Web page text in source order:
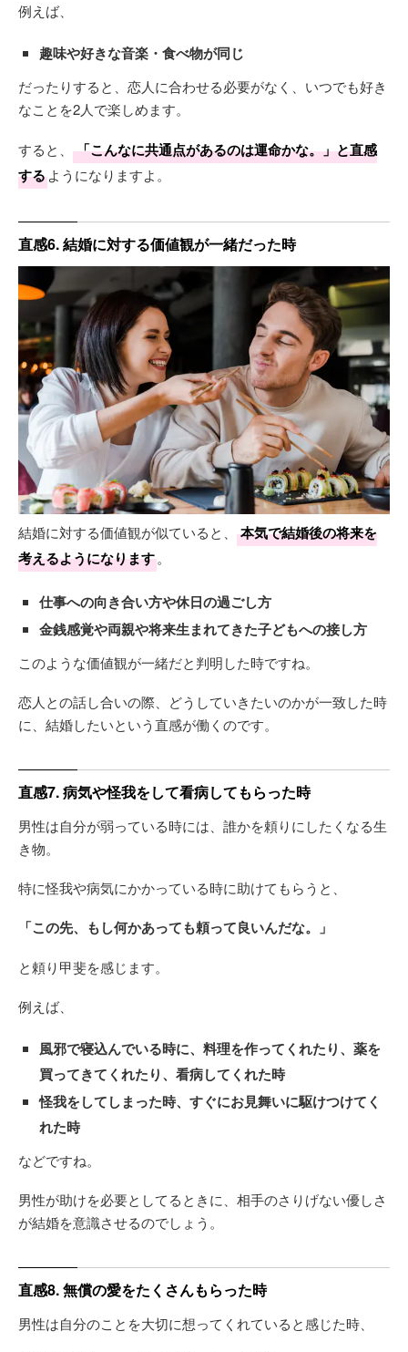
例えば、
趣味や好きな音楽・食べ物が同じ
だったりすると、恋人に合わせる必要がなく、いつでも好き
なことを2人で楽しめます。
すると、
「こんなに共通点があるのは運命かな。」と直感
するようになりますよ。
直感6. 結婚に対する価値観が一緒だった時
結婚に対する価値観が似ていると、
本気で結婚後の将来を
考えるようになります。
仕事への向き合い方や休日の過ごし方
金銭感覚や両親や将来生まれてきた子どもへの接し方
このような価値観が一緒だと判明した時ですね。
恋人との話し合いの際、どうしていきたいのかが一致した時
に、結婚したいという直感が働くのです。
直感7. 病気や怪我をして看病してもらった時
男性は自分が弱っている時には、誰かを頼りにしたくなる生
き物。
特に怪我や病気にかかっている時に助けてもらうと、
「この先、もし何かあっても頼って良いんだな。」
と頼り甲斐を感じます。
例えば、
風邪で寝込んでいる時に、料理を作ってくれたり、薬を
買ってきてくれたり、看病してくれた時
怪我をしてしまった時、すぐにお見舞いに駆けつけてく
れた時
などですね。
男性が助けを必要としてるときに、相手のさりげない優しさ
が結婚を意識させるのでしょう。
直感8. 無償の愛をたくさんもらった時
男性は自分のことを大切に想ってくれていると感じた時、